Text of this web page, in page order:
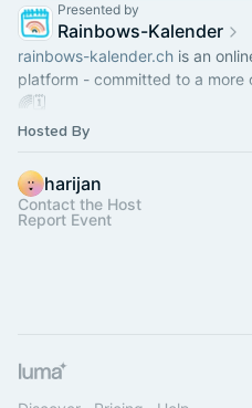
Presented by
Rainbows-Kalender
rainbows-kalender.ch is an
platform - committed to a more
🌈🗓
Check our TG-Group:
Hosted By
harijan
Contact the Host
Report Event